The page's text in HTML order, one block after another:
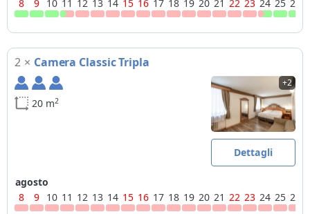
8
9 10 11 12 13 14 15 16 17 18 19 20 21 22 23 24 25 26
2 × Camera Classic Tripla
20 m2
+2
Dettagli
agosto
8
9 10 11 12 13 14 15 16 17 18 19 20 21 22 23 24 25 26